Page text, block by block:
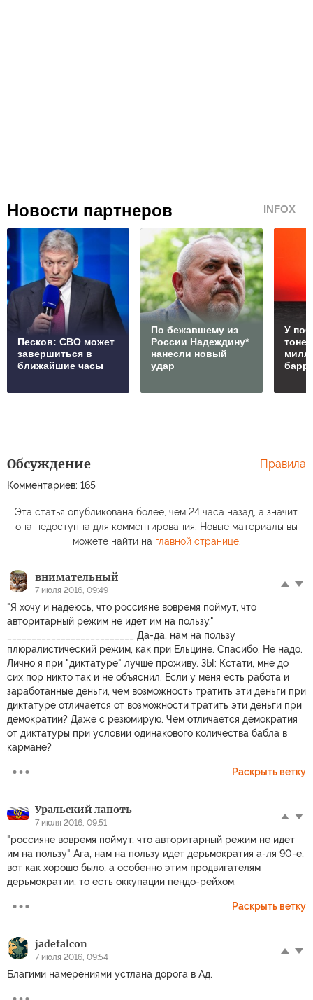
Новости партнеров INFOX
Песков: СВО может
завершиться в
ближайшие часы
По бежавшему из
России Надеждину*
нанесли новый
удар
У
Обсуждение
Комментариев: 165
Правила
Эта статья опубликована более, чем 24 часа назад, а значит,
она недоступна для комментирования. Новые материалы вы
можете найти на главной странице.
внимательный
7 июля 2016, 09:49
"Я хочу и надеюсь, что россияне вовремя поймут, что
авторитарный режим не идет им на пользу."
__________________________ Да-да, нам на пользу
плюралистический режим, как при Ельцине. Спасибо. Не надо.
Лично я при "диктатуре" лучше проживу. ЗЫ: Кстати, мне до
сих пор никто так и не объяснил. Если у меня есть работа и
заработанные деньги, чем возможность тратить эти деньги при
диктатуре отличается от возможности тратить эти деньги при
демократии? Даже с резюмирую. Чем отличается демократия
от диктатуры при условии одинакового количества бабла в
кармане?
Раскрыть ветку
Уральский лапоть
7 июля 2016, 09:51
"россияне вовремя поймут, что авторитарный режим не идет
им на пользу" Ага, нам на пользу идет дерьмократия а-ля 90-е,
вот как хорошо было, а особенно этим продвигателям
дерьмократии, то есть оккупации пендо-рейхом.
Раскрыть ветку
jadefalcon
7 июля 2016, 09:54
Благими намерениями устлана дорога в Ад.